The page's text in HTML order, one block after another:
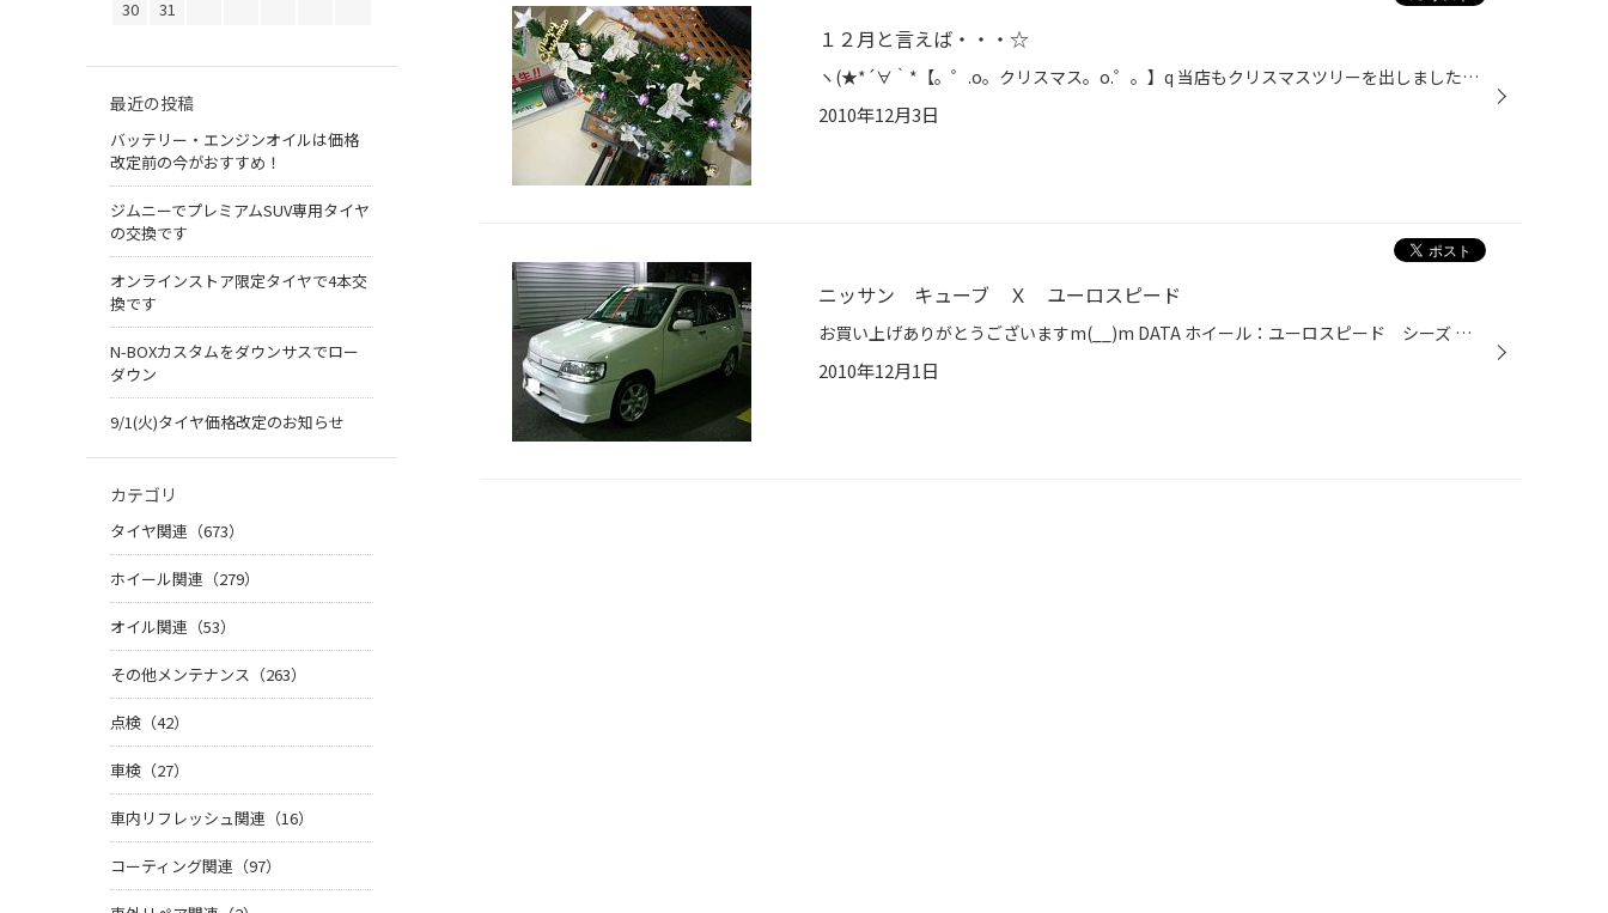
１２月と言えば・・・☆
ヽ(★*´∀｀*【。゜.o。クリスマス。o.゜。】q 当店もクリスマスツリーを出しました♪ この時期は街の色々な所がイルミネーションで キラキラしててー何だかウキウキしますよね☆ 宮が瀬ダムは超ーーーキレイでしたよ・:*:・(●´Д｀●)・:*:・ 都内も色々あるみたいなので、素敵なスポットを 知ってるお客...
2010年12月3日
ニッサン キューブ Ｘ ユーロスピード
お買い上げありがとうございますm(__)m DATA ホイール：ユーロスピード シーズ サイズ：15X60 シルバー タイヤ：デイトン ＤＴ３0 サイズ：195/50R15 純正１４インチより１インチアップ☆ １インチ上げるだけで、見た目はもちろん 運動性能もグーンと上がります(^_-)-☆ タイヤ交換の際はぜひ、皆様...
2010年12月1日
30
31
最近の投稿
バッテリー・エンジンオイルは価格
改定前の今がおすすめ！
ジムニーでプレミアムSUV専用タイヤ
の交換です
オンラインストア限定タイヤで4本交
換です
N-BOXカスタムをダウンサスでロー
ダウン
9/1(火)タイヤ価格改定のお知らせ
カテゴリ
タイヤ関連（673）
ホイール関連（279）
オイル関連（53）
その他メンテナンス（263）
点検（42）
車検（27）
車内リフレッシュ関連（16）
コーティング関連（97）